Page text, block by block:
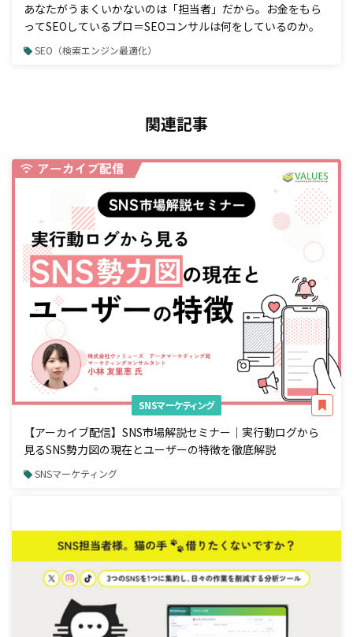
あなたがうまくいかないのは「担当者」だから。お金をもら
ってSEOしているプロ＝SEOコンサルは何をしているのか。
SEO（検索エンジン最適化）
関連記事
SNSマーケティング
【アーカイブ配信】SNS市場解説セミナー｜実行動ログから
見るSNS勢力図の現在とユーザーの特徴を徹底解説
SNSマーケティング